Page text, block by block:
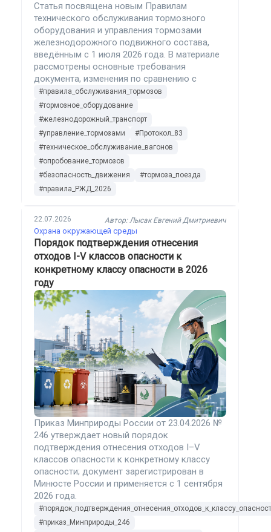
Статья посвящена новым Правилам
технического обслуживания тормозного
оборудования и управления тормозами
железнодорожного подвижного состава,
введённым с 1 июля 2026 года. В материале
рассмотрены основные требования
документа, изменения по сравнению с
редакцией 2014 года, порядок опробования
тормозов, действия работников и
необходимые меры для железнодорожных
#правила_обслуживания_тормозов
#тормозное_оборудование
#железнодорожный_транспорт
#управление_тормозами
#Протокол_83
#техническое_обслуживание_вагонов
#опробование_тормозов
#безопасность_движения
#тормоза_поезда
#правила_РЖД_2026
22.07.2026 Автор: Лысак Евгений Дмитриевич
Охрана окружающей среды
Порядок подтверждения отнесения
отходов I-V классов опасности к
конкретному классу опасности в 2026
году
Приказ Минприроды России от 23.04.2026 №
246 утверждает новый порядок
подтверждения отнесения отходов I–V
классов опасности к конкретному классу
опасности; документ зарегистрирован в
Минюсте России и применяется с 1 сентября
2026 года.
#приказ_Минприроды_246